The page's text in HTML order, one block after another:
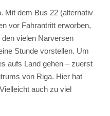
Mit dem Bus 22 (alternativ
vor Fahrantritt erworben,
vielen Narversen
Stunde vorstellen. Um
aufs Land gehen – zuerst
von Riga. Hier hat
auch zu viel